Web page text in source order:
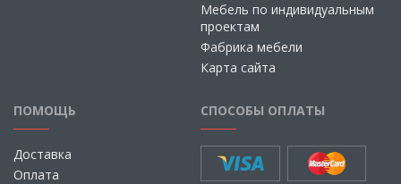
Мебель по индивидуальным
проектам
Фабрика мебели
Карта сайта
ПОМОЩЬ
Доставка
Оплата
СПОСОБЫ ОПЛАТЫ